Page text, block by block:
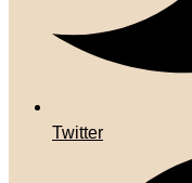
Twitter